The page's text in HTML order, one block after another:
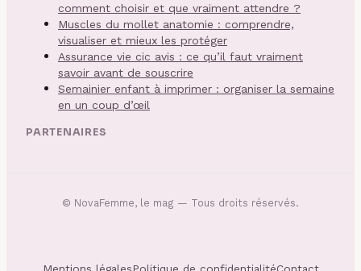
comment choisir et que vraiment attendre ?
Muscles du mollet anatomie : comprendre,
visualiser et mieux les protéger
Assurance vie cic avis : ce qu’il faut vraiment
savoir avant de souscrire
Semainier enfant à imprimer : organiser la semaine
en un coup d’œil
PARTENAIRES
© NovaFemme, le mag — Tous droits réservés.